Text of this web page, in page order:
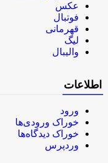
عکس
فوتبال
قهرمانی
لیگ
والیبال
اطلاعات
ورود
خوراک ورودی‌ها
خوراک دیدگاه‌ها
وردپرس